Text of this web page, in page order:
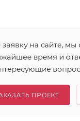
на сайте, мы
время и
ПРОЕКТ